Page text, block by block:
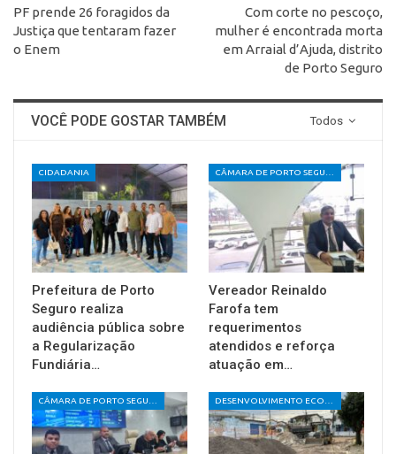
PF prende 26 foragidos da
Justiça que tentaram fazer
o Enem
Com corte no pescoço,
mulher é encontrada morta
em Arraial d’Ajuda, distrito
de Porto Seguro
Todos
VOCÊ PODE GOSTAR TAMBÉM
CIDADANIA
Prefeitura de Porto
Seguro realiza
audiência pública sobre
a Regularização
Fundiária…
CÂMARA DE PORTO SEGURO
Vereador Reinaldo
Farofa tem
requerimentos
atendidos e reforça
atuação em…
CÂMARA DE PORTO SEGURO DESENVOLVIMENTO ECONÔMICO E SOCIAL